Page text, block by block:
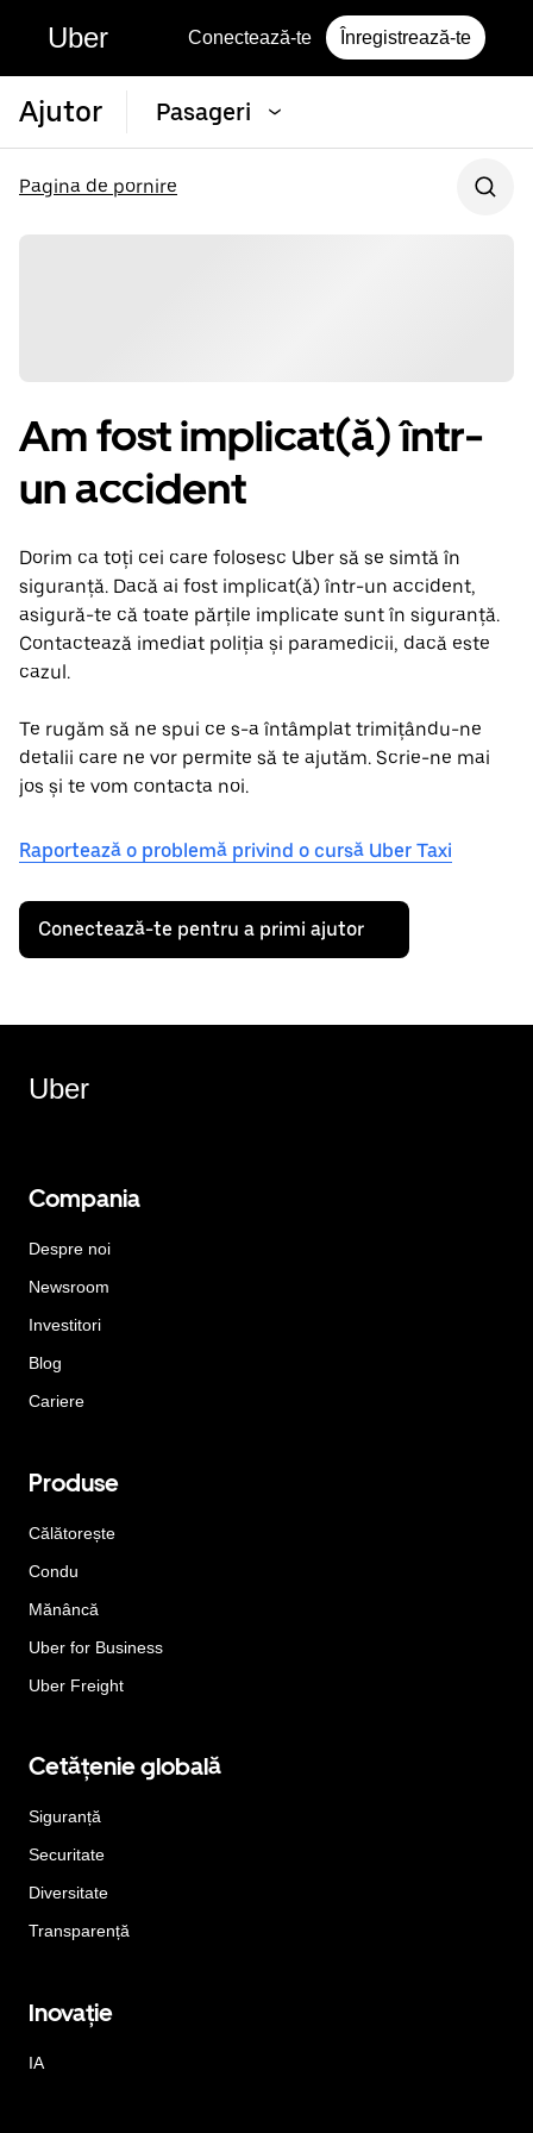
Uber Conectează-te Înregistrează-te
Ajutor Pasageri
Pagina de pornire
Am fost implicat(ă) într-
un accident
Dorim ca toți cei care folosesc Uber să se simtă în
siguranță. Dacă ai fost implicat(ă) într-un accident,
asigură-te că toate părțile implicate sunt în siguranță.
Contactează imediat poliția și paramedicii, dacă este
cazul.
Te rugăm să ne spui ce s-a întâmplat trimițându-ne
detalii care ne vor permite să te ajutăm. Scrie-ne mai
jos și te vom contacta noi.
Raportează o problemă privind o cursă Uber Taxi
Conectează-te pentru a primi ajutor
Uber
Compania
Despre noi
Newsroom
Investitori
Blog
Cariere
Produse
Călătorește
Condu
Mănâncă
Uber for Business
Uber Freight
Cetățenie globală
Siguranță
Securitate
Diversitate
Transparență
Inovație
IA